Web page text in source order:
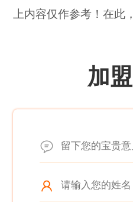
上内容仅作参考！在此
加